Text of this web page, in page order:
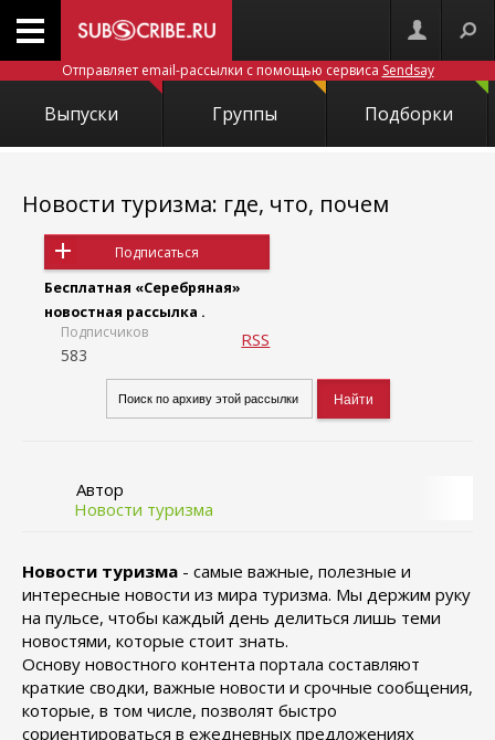
Отправляет email-рассылки с помощью сервиса Sendsay
Выпуски Группы Подборки
Новости туризма: где, что, почем
Подписаться
Бесплатная «Серебряная»
новостная рассылка .
Подписчиков
583
RSS
Автор
Новости туризма
Новости туризма - самые важные, полезные и
интересные новости из мира туризма. Мы держим руку
на пульсе, чтобы каждый день делиться лишь теми
новостями, которые стоит знать.
Основу новостного контента портала составляют
краткие сводки, важные новости и срочные сообщения,
которые, в том числе, позволят быстро
сориентироваться в ежедневных предложениях